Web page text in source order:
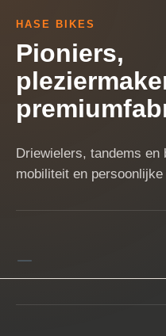
HASE BIKES
Pioniers,
Driewielers, tandems
mobiliteit en